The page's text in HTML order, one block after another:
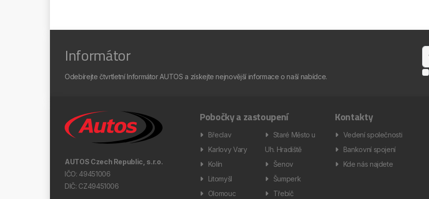
Informátor
Odebírejte čtvrtletní Informátor AUTOS a získejte nejnovější informace o naší nabídce.
AUTOS Czech Republic, s.r.o.
IČO: 49451006
DIČ: CZ49451006
Pobočky a zastoupení
Břeclav
Karlovy Vary
Kolín
Litomyšl
Olomouc
Staré Město u
Uh. Hradiště
Šenov
Šumperk
Třebíč
Kontakty
Vedení společnosti
Bankovní spojení
Kde nás najdete